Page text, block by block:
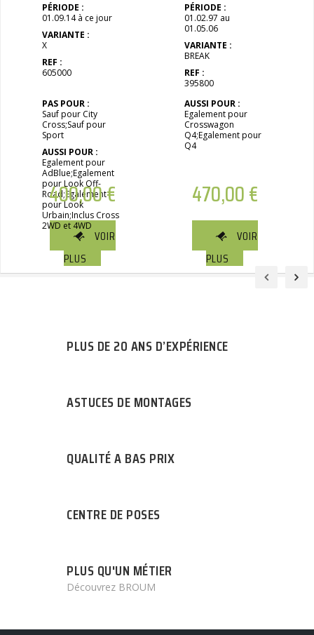
PÉRIODE :
01.09.14 à ce jour
VARIANTE :
X
REF :
605000
PAS POUR :
Sauf pour City
Cross;Sauf pour
Sport
AUSSI POUR :
Egalement pour
AdBlue;Egalement
pour Look Off-
Road;Egalement
pour Look
Urbain;Inclus Cross
2WD et 4WD
400,00€
VOIR
PLUS
PÉRIODE :
01.02.97 au
01.05.06
VARIANTE :
BREAK
REF :
395800
AUSSI POUR :
Egalement pour
Crosswagon
Q4;Egalement pour
Q4
470,00€
VOIR
PLUS
PLUS DE 20 ANS D’EXPÉRIENCE
ASTUCES DE MONTAGES
QUALITÉ A BAS PRIX
CENTRE DE POSES
PLUS QU'UN MÉTIER
Découvrez BROUM